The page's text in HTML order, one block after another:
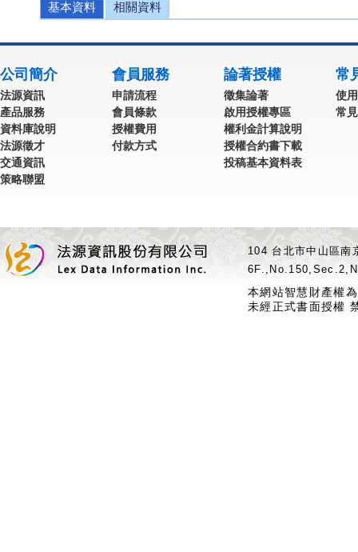
基本資料 相關資料
公司簡介
法源資訊
產品服務
資料庫說明
法源徵才
交通資訊
策略聯盟
會員服務
申請流程
會員條款
授權費用
付款方式
論著授權
徵集論著
啟用授權專區
權利金計算說明
授權合約書下載
投稿基本資料表
常
使
常
104 台北市中山區
本網站智慧財產權
未經正式書面授權